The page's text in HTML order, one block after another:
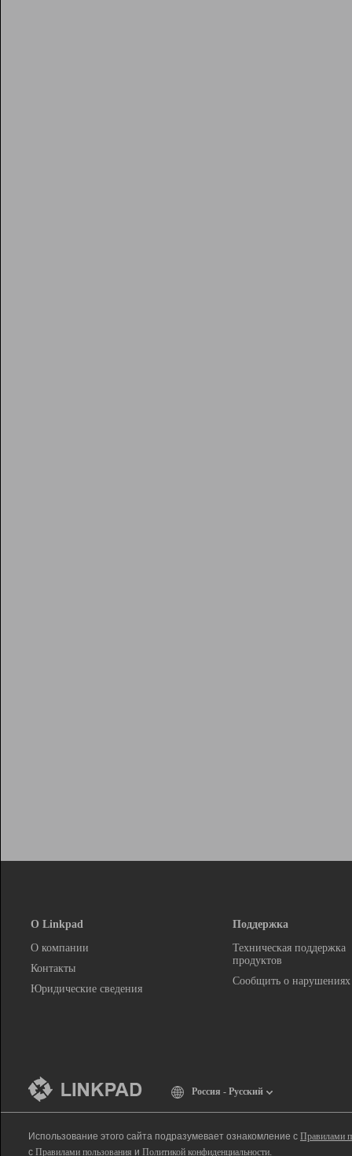
О Linkpad
О компании
Контакты
Юридические сведения
Поддержка
Техническая поддержка
продуктов
Сообщить о нарушениях
Россия - Русский
Использование этого сайта подразумевает ознакомление с Правилами
с Правилами пользования и Политикой конфиденциальности.